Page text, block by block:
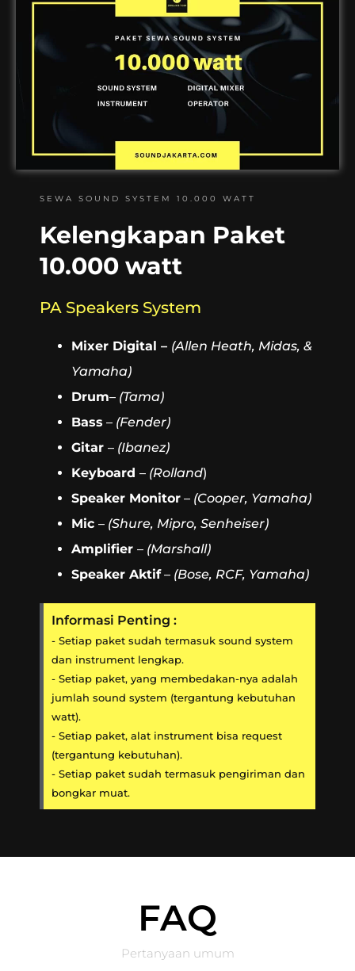
SEWA SOUND SYSTEM 10.000 WATT
Kelengkapan Paket
10.000 watt
PA Speakers System
Mixer Digital – (Allen Heath, Midas, &
Yamaha)
Drum– (Tama)
Bass – (Fender)
Gitar – (Ibanez)
Keyboard – (Rolland)
Speaker Monitor – (Cooper, Yamaha)
Mic – (Shure, Mipro, Senheiser)
Amplifier – (Marshall)
Speaker Aktif– (Bose, RCF, Yamaha)
Informasi Penting :
- Setiap paket sudah termasuk sound system
dan instrument lengkap.
- Setiap paket, yang membedakan-nya adalah
jumlah sound system (tergantung kebutuhan
watt).
- Setiap paket, alat instrument bisa request
(tergantung kebutuhan).
- Setiap paket sudah termasuk pengiriman dan
bongkar muat.
FAQ
Pertanyaan umum